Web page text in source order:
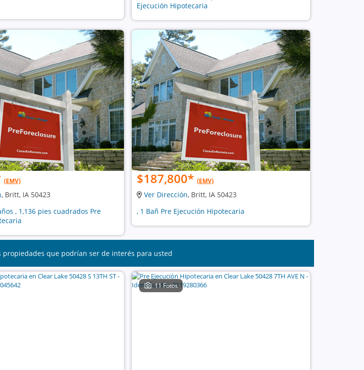
Ejecución Hipotecaria
(EMV)
, Britt, IA 50423
, 1,136 pies cuadrados Pre
$187,800* (EMV)
Ver Dirección, Britt, IA 50423
, 1 Bañ Pre Ejecución Hipotecaria
que podrían ser de interés para usted
11 Fotos